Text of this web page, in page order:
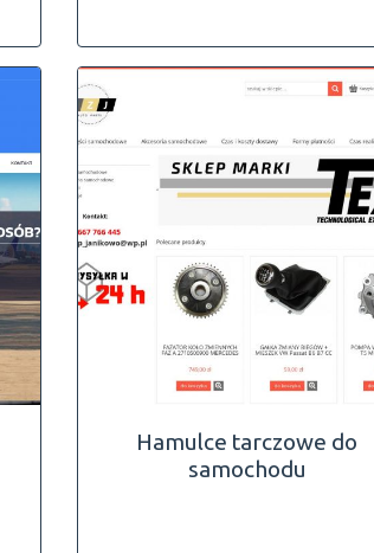
Hamulce tarczowe do
samochodu